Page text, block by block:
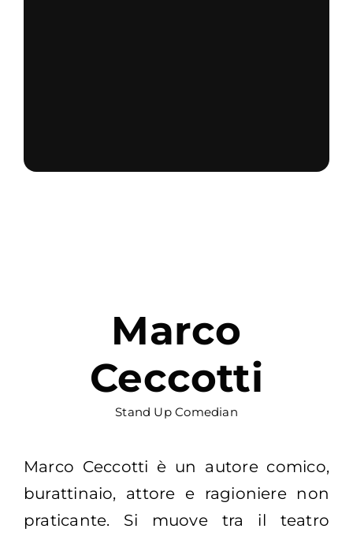
Marco
Ceccotti
Stand Up Comedian
Marco Ceccotti è un autore comico,
burattinaio, attore e ragioniere non
praticante. Si muove tra il teatro